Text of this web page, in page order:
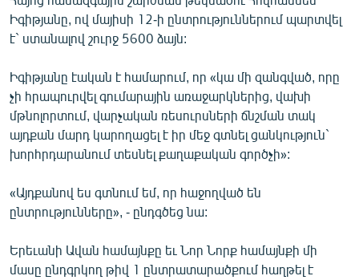
ՄԵԿՆԱԲԱՆՈՒԹՅՈՒՆ
ՏՏ ԵՒ ԻՆՏԵՐՆԵՏ
ԿՈՐՈՆԱՎԻՐՈՒՍ
ԱՐԽԻՎ
ՏԵՍԱՆՅՈՒԹԵՐ
ԲԱՆԱՎԵՃ
ՁԳՏԵԼՈՎ ԼԱՎԱԳՈՒՅՆԻՆ
ՓՈԴՔԱՍԹ
Հայերեն
Իգիթյանը, ով մայիսի 12-ի ընտրություններում պարտվել
է` ստանալով շուրջ 5600 ձայն:
Իգիթյանը էական է համարում, որ «կա մի զանգված, որը
չի հրապուրվել գումարային առաջարկներից, վախի
մթնոլորտում, վարչական ռեսուրսների ճնշման տակ
այդքան մարդ կարողացել է իր մեջ գտնել ցանկություն`
խորհրդարանում տեսնել քաղաքական գործչի»:
«Այդքանով ես գտնում եմ, որ հաջողված են
ընտրությունները», - ընդգծեց նա:
Երեւանի Ավան համայնքը եւ Նոր Նորք համայնքի մի
մասը ընդգրկող թիվ 1 ընտրատարածքում հաղթել է